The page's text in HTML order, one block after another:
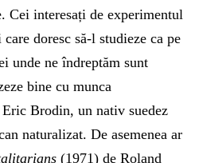
Cei interesați de experimentul
doresc să-l studieze ca pe
unde ne îndreptăm sunt
bine cu munca
Brodin, un nativ suedez
naturalizat. De asemenea ar
(1971) de Roland